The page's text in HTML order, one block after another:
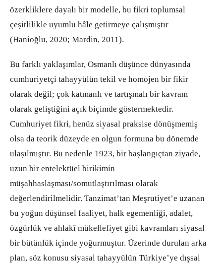
özerkliklere dayalı bir modelle, bu fikri toplumsal
çeşitlilikle uyumlu hâle getirmeye çalışmıştır
(Hanioğlu, 2020; Mardin, 2011).
Bu farklı yaklaşımlar, Osmanlı düşünce dünyasında
cumhuriyetçi tahayyülün tekil ve homojen bir fikir
olarak değil; çok katmanlı ve tartışmalı bir kavram
olarak geliştiğini açık biçimde göstermektedir.
Cumhuriyet fikri, henüz siyasal praksise dönüşmemiş
olsa da teorik düzeyde en olgun formuna bu dönemde
ulaşılmıştır. Bu nedenle 1923, bir başlangıçtan ziyade,
uzun bir entelektüel birikimin
müşahhaslaşması/somutlaştırılması olarak
değerlendirilmelidir. Tanzimat’tan Meşrutiyet’e uzanan
bu yoğun düşünsel faaliyet, halk egemenliği, adalet,
özgürlük ve ahlakî mükellefiyet gibi kavramları siyasal
bir bütünlük içinde yoğurmuştur. Üzerinde durulan arka
plan, söz konusu siyasal tahayyülün Türkiye’ye dışsal